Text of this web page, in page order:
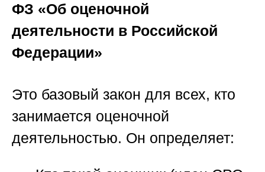
ФЗ «Об оценочной
деятельности в Российской
Федерации»
Это базовый закон для всех, кто
занимается оценочной
деятельностью. Он определяет: